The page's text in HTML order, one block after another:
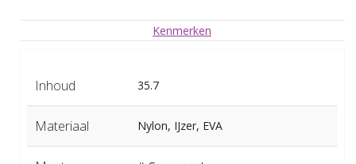
Kenmerken
Inhoud 35.7
Materiaal Nylon, IJzer, EVA